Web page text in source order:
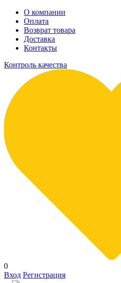
О компании
Оплата
Возврат товара
Доставка
Контакты
Контроль качества
0
Вход Регистрация